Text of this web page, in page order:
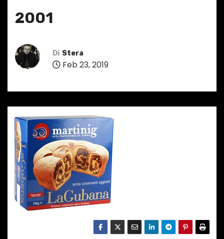
2001
Di Stera
Feb 23, 2019